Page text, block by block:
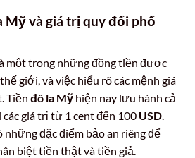
Mỹvà giá trị quy đổi phổ
một trong những đồng tiền được
giới, và việc hiểu rõ các mệnh giá
Tiền đô la Mỹ hiện nay lưu hành cả
giá trị từ 1 cent đến 100 USD.
đặc điểm bảo an riêng để
biệt tiền thật và tiền giả.